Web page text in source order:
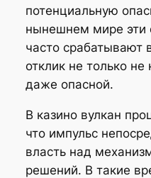
потенциальную
нынешнем мире эти
часто срабатывают
отклик не только
даже опасной.
В казино вулкан
что импульс
власть над
решений. В такие